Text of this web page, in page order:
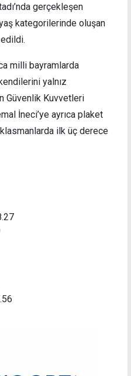
gerçekleşen
kategorilerinde oluşan
milli bayramlarda
yalnız
Güvenlik Kuvvetleri
İneci’ye ayrıca plaket
ilk üç derece